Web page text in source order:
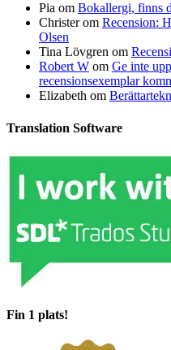
Pia om Bokallergi, finns
Christerom Recension:
Olsen
Tina Lövgren om
Robert W om Ge inte
recensionsexemplar
Elizabeth om
Translation Software
Fin 1 plats!